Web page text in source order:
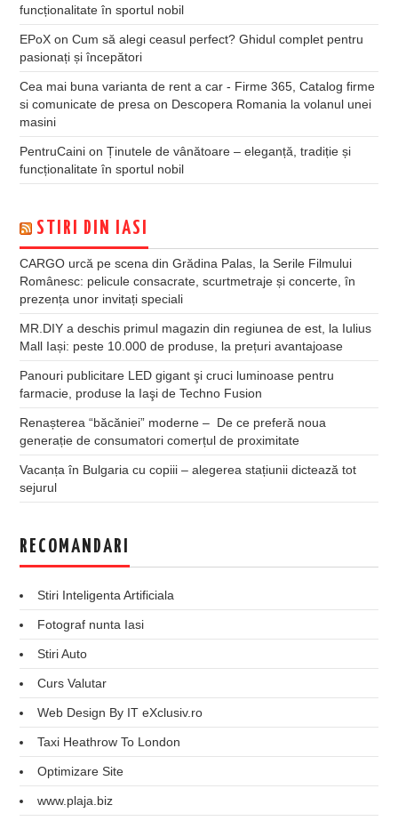
funcționalitate în sportul nobil
EPoX onCum să alegi ceasul perfect? Ghidul complet pentru
pasionați și începători
Cea mai buna varianta de rent a car - Firme 365, Catalog firme
si comunicate de presa on Descopera Romania la volanul unei
masini
PentruCaini onȚinutele de vânătoare – eleganță, tradiție și
funcționalitate în sportul nobil
STIRI DIN IASI
CARGO urcă pe scena din Grădina Palas, la Serile Filmului
Românesc: pelicule consacrate, scurtmetraje și concerte, în
prezența unor invitați speciali
MR.DIY a deschis primul magazin din regiunea de est, la Iulius
Mall Iași: peste 10.000 de produse, la prețuri avantajoase
Panouri publicitare LED gigant şi cruci luminoase pentru
farmacie, produse la Iaşi de Techno Fusion
Renașterea “băcăniei” moderne – De ce preferă noua
generație de consumatori comerțul de proximitate
Vacanța în Bulgaria cu copiii – alegerea stațiunii dictează tot
sejurul
RECOMANDARI
Stiri Inteligenta Artificiala
Fotograf nunta Iasi
Stiri Auto
Curs Valutar
Web Design By IT eXclusiv.ro
Taxi Heathrow To London
Optimizare Site
www.plaja.biz